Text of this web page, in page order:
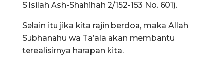
Silsilah Ash-Shahihah 2/152-153 No. 601).
Selain itu jika kita rajin berdoa, maka Allah
Subhanahu wa Ta’ala akan membantu
terealisirnya harapan kita.